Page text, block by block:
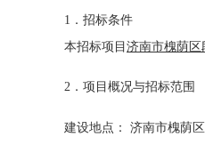
1．招标条件
本招标项目 济南市槐荫区
2．项目概况与招标范围
建设地点： 济南市槐荫